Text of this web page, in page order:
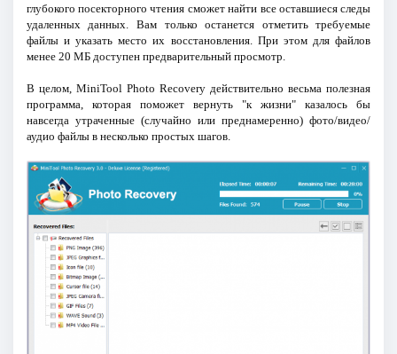
глубокого посекторного чтения сможет найти все оставшиеся следы
удаленных данных. Вам только останется отметить требуемые
файлы и указать место их восстановления. При этом для файлов
менее 20 МБ доступен предварительный просмотр.
В целом, MiniTool Photo Recovery действительно весьма полезная
программа, которая поможет вернуть "к жизни" казалось бы
навсегда утраченные (случайно или преднамеренно) фото/видео/
аудио файлы в несколько простых шагов.